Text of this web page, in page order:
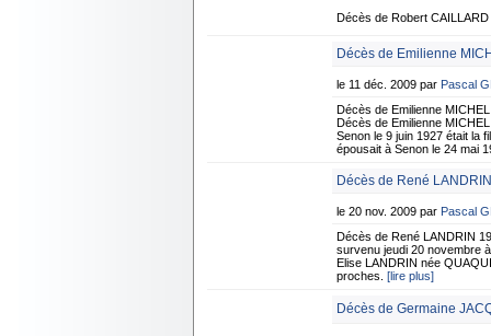
Décès de Robert
Décès de Emilienne
le 11 déc. 2009 par Pascal
Décès de Emilienne
Décès de Emilienne
Senon le 9 juin 1927 était la
épousait à Senon le 24 mai
Décès de René
le 20 nov. 2009 par Pascal
Décès de René LANDRIN
survenu jeudi 20 novembre
Elise LANDRIN née
proches. [lire plus]
Décès de Germaine